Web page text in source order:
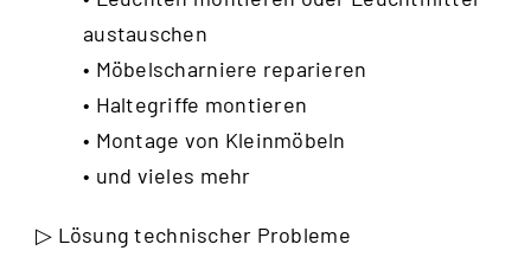
austauschen
• Möbelscharniere reparieren
• Haltegriffe montieren
• Montage von Kleinmöbeln
• und vieles mehr
▷ Lösung technischer Probleme